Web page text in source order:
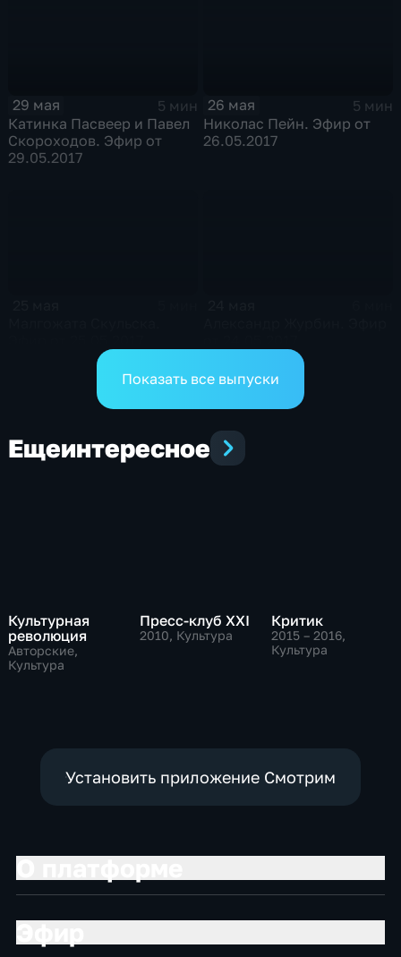
29 мая
5 мин
Катинка Пасвеер и Павел
Скороходов. Эфир от
29.05.2017
26 мая
5 мин
Николас Пейн. Эфир от
26.05.2017
Показать все выпуски
Ещеинтересное
Культурная
революция
Авторские,
Культура
Пресс-клуб ХХI
2010, Культура
Критик
2015 – 2016,
Культура
Установить приложение Смотрим